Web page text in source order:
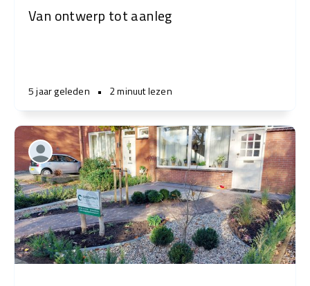
Van ontwerp tot aanleg
5 jaar geleden • 2 minuut lezen